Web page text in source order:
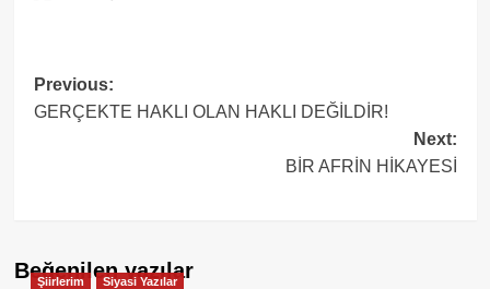
Post
navigation
Previous:
GERÇEKTE HAKLI OLAN HAKLI DEĞİLDİR!
Next:
BİR AFRİN HİKAYESİ
Beğenilen yazılar
Şiirlerim Siyasi Yazılar